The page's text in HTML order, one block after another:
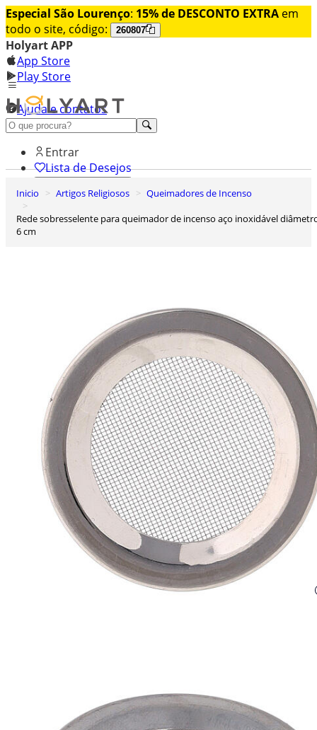
Especial São Lourenço: 15% de DESCONTO EXTRA em
todo o site, código:
260807
Holyart APP
App Store
Play Store
Ajuda e contatos
Conheça premium
Entrar
Lista de Desejos
0
Inicio Artigos Religiosos
Queimadores de Incenso
Rede sobresselente para queimador de incenso aço inoxidável diâmetro
6 cm